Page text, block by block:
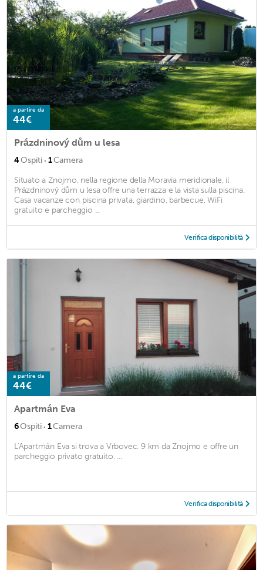
a partire da
44€
Prázdninový dům u lesa
4Ospiti · 1Camera
Situato a Znojmo, nella regione della Moravia meridionale, il
Prázdninový dům u lesa offre una terrazza e la vista sulla piscina.
Casa vacanze con piscina privata, giardino, barbecue, WiFi
gratuito e parcheggio ...
Verifica disponibilità
a partire da
44€
Apartmán Eva
6Ospiti · 1Camera
L'Apartmán Eva si trova a Vrbovec. 9 km da Znojmo e offre un
parcheggio privato gratuito. ...
Verifica disponibilità